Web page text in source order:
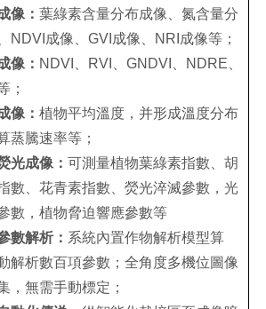
像：葉綠素含量分布成像、氮含量分
NDVI成像、GVI成像、NRI成像等；
像： NDVI、RVI、GNDVI、NDRE、
；
像：植物平均溫度，并形成溫度分布
蒸騰速率等；
光成像：可測量植物葉綠素指數、胡
數、花青素指數、熒光淬滅參數，光
數，植物脅迫響應參數等
數解析： 系統內置作物解析模型算
解析數百項參數；全角度多機位圖像
，無需手動標定；